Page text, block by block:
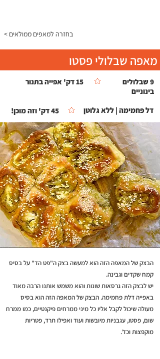
< בחזרה למאפים ממולאים
15 דק' אפייה בתנור
9 שבלולים
בינוניים
דל פחמימה | ללא גלוטן
45 דק' וזה מוכן!
מאפה שבלולי פסטו
הבצק של המאפה הזה הוא למעשה בצק ה"פט הד" על בסיס
קמח שקדים וגבינה.
יש לבצק הזה גרסאות שונות והוא משמש אותנו הרבה מאוד
באפייה דלת פחמימה. הבצק של המאפה הזה הוא בסיס
מעולה שיכול לקבל אליו כל מיני ממרחים פיקנטיים, כמו ממרח
שום, פסטו, עגבניות מיובשות ועוד ואפילו תרד, פטריות
מוקפצות וכד'.